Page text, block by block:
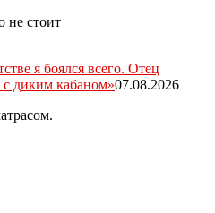
не стоит
я боялся всего. Отец
с диким кабаном»07.08.2026